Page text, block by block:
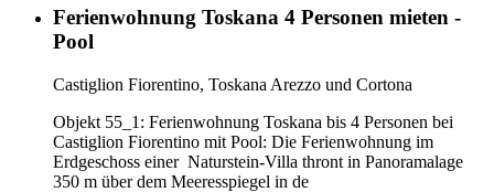
Ferienwohnung Toskana 4 Personen mieten -
Pool
Castiglion Fiorentino, Toskana Arezzo und Cortona
Objekt 55_1: Ferienwohnung Toskana bis 4 Personen bei
Castiglion Fiorentino mit Pool: Die Ferienwohnung im
Erdgeschoss einer Naturstein-Villa thront in Panoramalage
350 m über dem Meeresspiegel in de